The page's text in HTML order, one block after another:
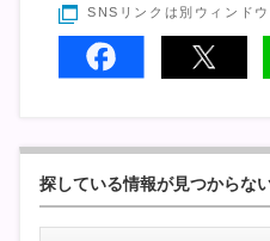
SNSリンクは別ウィンド
探している情報が見つからな